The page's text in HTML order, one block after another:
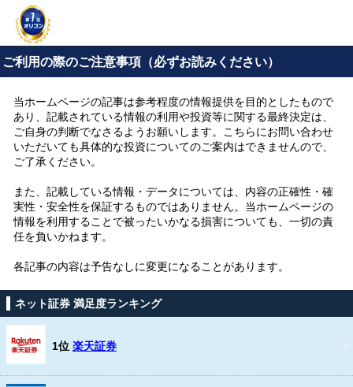
ご利用の際のご注意事項（必ずお読みください）
当ホームページの記事は参考程度の情報提供を目的としたもので
あり、記載されている情報の利用や投資等に関する最終決定は、
ご自身の判断でなさるようお願いします。こちらにお問い合わせ
いただいても具体的な投資についてのご案内はできませんので、
ご了承ください。
また、記載している情報・データについては、内容の正確性・確
実性・安全性を保証するものではありません。当ホームページの
情報を利用することで被ったいかなる損害についても、一切の責
任を負いかねます。
各記事の内容は予告なしに変更になることがあります。
ネット証券 満足度ランキング
1位 楽天証券